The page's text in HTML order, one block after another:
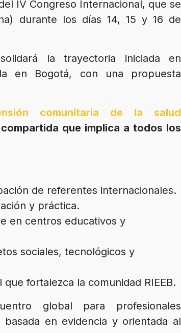
IV Congreso Internacional, que se
durante los días 14, 15 y 16 de
la trayectoria iniciada en
en Bogotá, con una propuesta
comunitaria de la salud
que implica a todos los
de referentes internacionales.
y práctica.
en centros educativos y
sociales, tecnológicos y
fortalezca la comunidad RIEEB.
global para profesionales
en evidencia y orientada al